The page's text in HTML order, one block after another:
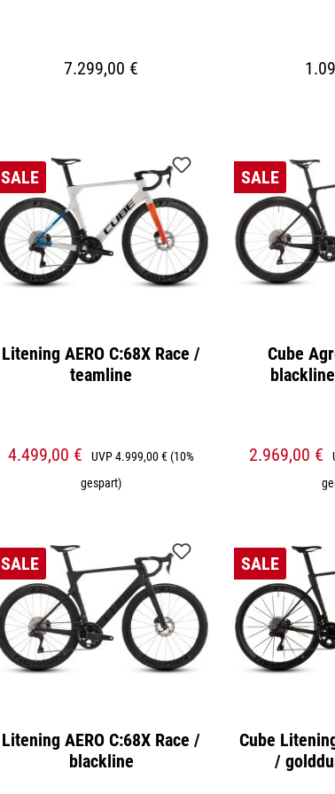
7.299,00 €
SALE
Litening AERO C:68X Race /
teamline
4.499,00 € UVP4.999,00 € (10%
gespart)
SALE
Cube
2.969,00 €
SALE
Litening AERO C:68X Race /
blackline
SALE
Cube
/